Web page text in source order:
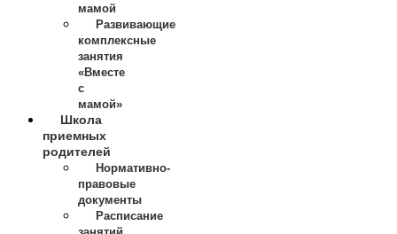
мамой
Развивающие
комплексные
занятия
«Вместе
с
мамой»
Школа
приемных
родителей
Нормативно-
правовые
документы
Расписание